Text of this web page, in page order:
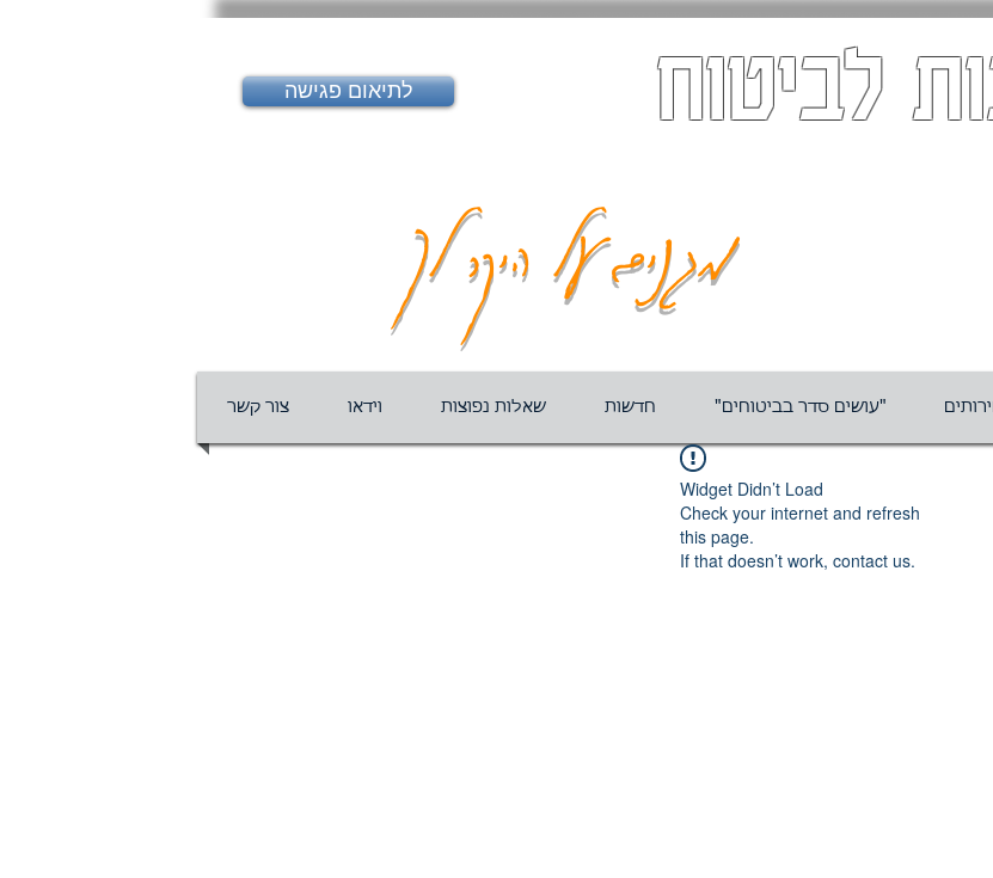
לתיאום פגישה לביטוח
מגנים על היקר לך
צור קשר וידאו שאלות נפוצות חדשות "עושים סדר בביטוחים"
Widget Didn’t Load
Check your internet and refresh
this page.
If that doesn’t work, contact us.